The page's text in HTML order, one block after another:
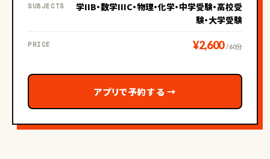
SUBJECTS
学IIB・数学IIIC・物理・化学・中学受験・高校受
験・大学受験
PRICE ¥2,600 / 60分
アプリで予約する →